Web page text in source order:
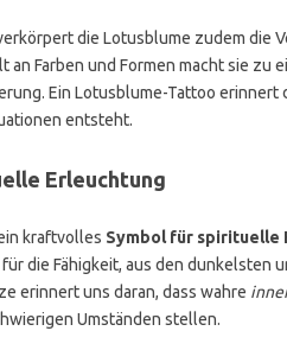
die Lotusblume zudem die
an Farben und Formen macht sie zu
Ein Lotusblume-Tattoo erinnert
entsteht.
Erleuchtung
kraftvolles Symbol für spirituelle
die Fähigkeit, aus den dunkelsten
erinnert uns daran, dass wahre
Umständen stellen.